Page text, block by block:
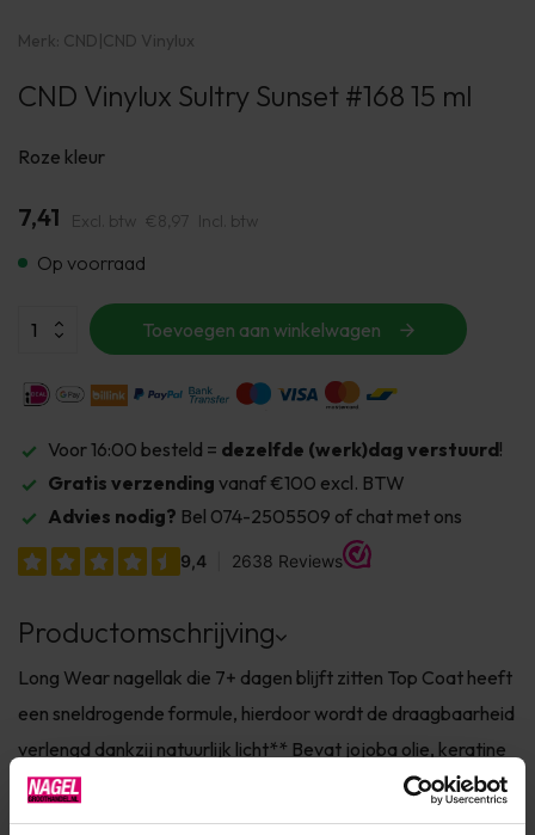
Merk: CND|CND Vinylux
CND Vinylux Sultry Sunset #168 15 ml
Roze kleur
7,41 Excl. btw €8,97 Incl. btw
Op voorraad
Toevoegen aan winkelwagen
Voor 16:00 besteld = dezelfde (werk)dag verstuurd!
Gratis verzending vanaf €100 excl. BTW
Advies nodig? Bel 074-2505509 of chat met ons
Productomschrijving
Long Wear nagellak die 7+ dagen blijft zitten Top Coat heeft
een sneldrogende formule, hierdoor wordt de draagbaarheid
verlengd dankzij natuurlijk licht** Bevat jojoba olie, keratine
en vitamine E voor de verzorging van de nagel Dierproefvrij
& 7Free* Verkrijgbaar in 150+ fashionkleurenIngrediënten* 7